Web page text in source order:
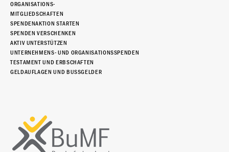
ORGANISATIONS-
MITGLIEDSCHAFTEN
SPENDENAKTION STARTEN
SPENDEN VERSCHENKEN
AKTIV UNTERSTÜTZEN
UNTERNEHMENS- UND ORGANISATIONSSPENDEN
TESTAMENT UND ERBSCHAFTEN
GELDAUFLAGEN UND BUSSGELDER